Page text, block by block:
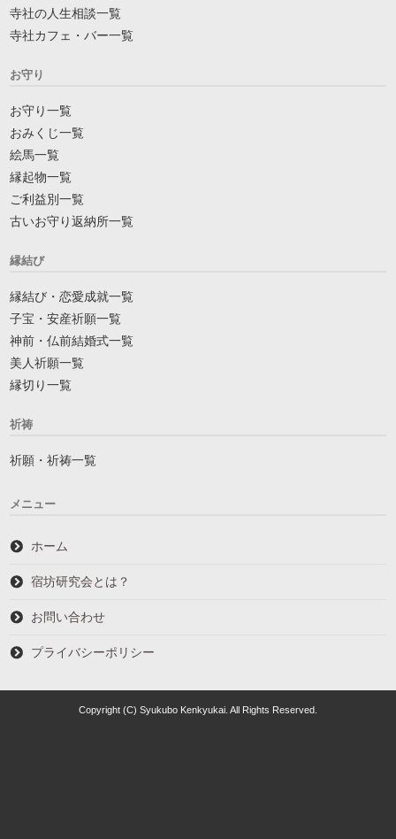
寺社の人生相談一覧
寺社カフェ・バー一覧
お守り
お守り一覧
おみくじ一覧
絵馬一覧
縁起物一覧
ご利益別一覧
古いお守り返納所一覧
縁結び
縁結び・恋愛成就一覧
子宝・安産祈願一覧
神前・仏前結婚式一覧
美人祈願一覧
縁切り一覧
祈祷
祈願・祈祷一覧
メニュー
ホーム
宿坊研究会とは？
お問い合わせ
プライバシーポリシー
Copyright (C) Syukubo Kenkyukai. All Rights Reserved.